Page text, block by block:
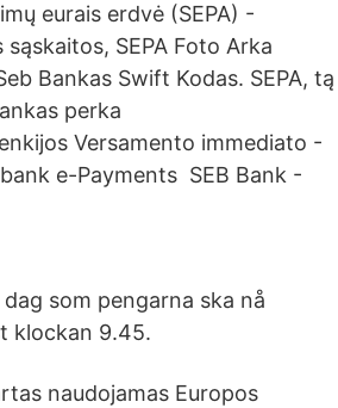
eurais erdvė (SEPA) -
SEPA Foto Arka
Bankas Swift Kodas. SEPA, tą
perka
Versamento immediato -
e-Payments SEB Bank -
som pengarna ska nå
klockan 9.45.
naudojamas Europos